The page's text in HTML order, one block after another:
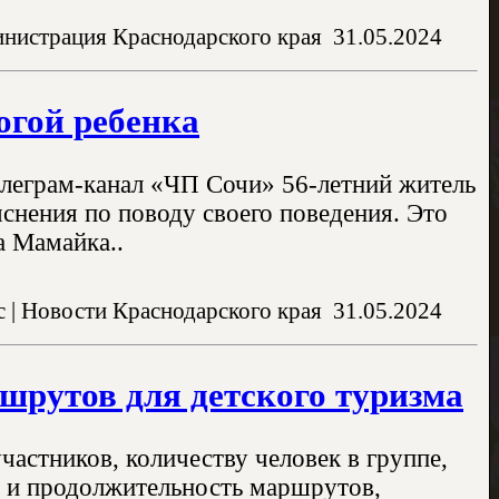
Краснодарского края 31.05.2024
ребенка
канал «ЧП Сочи» 56-летний житель
по поводу своего поведения. Это
Мамайка..
Новости Краснодарского края 31.05.2024
для детского туризма
количеству человек в группе,
и продолжительность маршрутов,